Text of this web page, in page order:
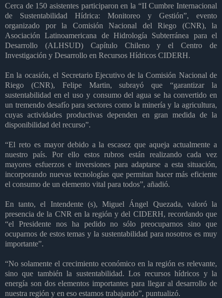
Cerca de 150 asistentes participaron en la “II Cumbre Internacional
de Sustentabilidad Hídrica: Monitoreo y Gestión”, evento
organizado por la Comisión Nacional del Riego (CNR), la
Asociación Latinoamericana de Hidrología Subterránea para el
Desarrollo (ALHSUD) Capítulo Chileno y el Centro de
Investigación y Desarrollo en Recursos Hídricos CIDERH.
En la ocasión, el Secretario Ejecutivo de la Comisión Nacional de
Riego (CNR), Felipe Martin, subrayó que “garantizar la
sustentabilidad en el uso y consumo del agua se ha convertido en
un tremendo desafío para sectores como la minería y la agricultura,
cuyas actividades productivas dependen en gran medida de la
disponibilidad del recurso”.
“El reto es mayor debido a la escasez que aqueja actualmente a
nuestro país. Por ello estos rubros están realizando cada vez
mayores esfuerzos e inversiones para adaptarse a esta situación,
incorporando nuevas tecnologías que permitan hacer más eficiente
el consumo de un elemento vital para todos”, añadió.
En tanto, el Intendente (s), Miguel Ángel Quezada, valoró la
presencia de la CNR en la región y del CIDERH, recordando que
“el Presidente nos ha pedido no sólo preocuparnos sino que
ocuparnos de estos temas y la sustentabilidad para nosotros es muy
importante”.
“No solamente el crecimiento económico en la región es relevante,
sino que también la sustentabilidad. Los recursos hídricos y la
energía son dos elementos importantes para llegar al desarrollo de
nuestra región y en eso estamos trabajando”, puntualizó.